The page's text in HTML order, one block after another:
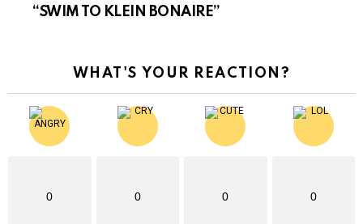
“SWIM TO KLEIN BONAIRE”
WHAT'S YOUR REACTION?
0 0 0 0